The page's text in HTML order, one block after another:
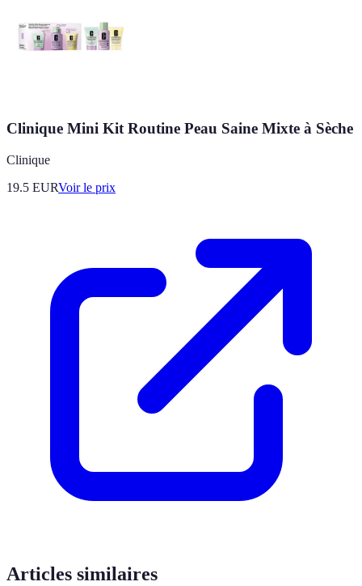
Clinique Mini Kit Routine Peau Saine Mixte à Sèche
Clinique
19.5 EURVoir le prix
Articles similaires